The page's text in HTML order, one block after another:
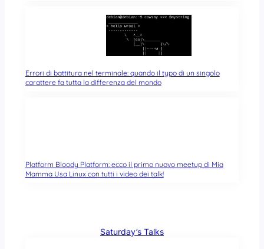
Errori di battitura nel terminale: quando il typo di un singolo
carattere fa tutta la differenza del mondo
Platform Bloody Platform: ecco il primo nuovo meetup di Mia
Mamma Usa Linux con tutti i video dei talk!
Saturday’s Talks